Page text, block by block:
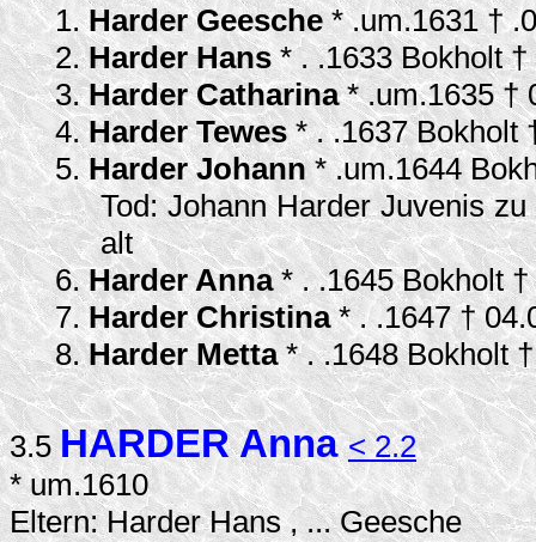
1.Harder Geesche* .um.1631 †
2.Harder Hans* . .1633 Bokholt
3.Harder Catharina* .um.1635 †
4.Harder Tewes * . .1637 Bokholt
5.Harder Johann* .um.1644
Tod: Johann Harder Juvenis
alt
6.Harder Anna* . .1645 Bokholt
7.Harder Christina* . .1647 †
8.Harder Metta * . .1648 Bokholt
3.5 HARDER Anna< 2.2
* um.1610
Eltern: Harder Hans , ... Geesche